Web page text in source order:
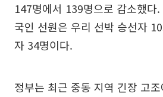
147명에서 139명으로 감소했다
국인 선원은 우리 선박 승선자
자 34명이다.
정부는 최근 중동 지역 긴장 고